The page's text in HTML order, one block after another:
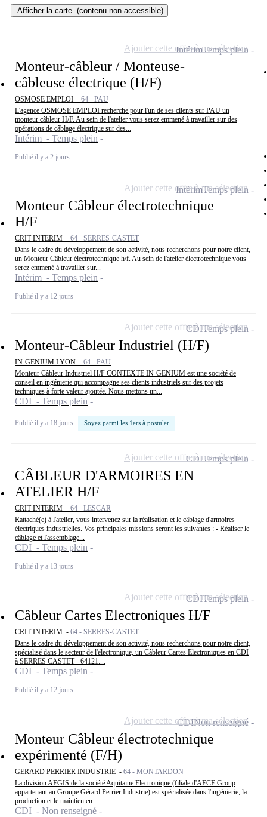
Afficher la carte (contenu non-accessible)
Monteur-câbleur / Monteuse-
câbleuse électrique (H/F)
OSMOSE EMPLOI - 64 - PAU
L'agence OSMOSE EMPLOI recherche pour l'un de ses clients sur PAU un
monteur câbleur H/F. Au sein de l'atelier vous serez emmené à travailler sur des
opérations de câblage électrique sur des...
Intérim - Temps plein
Publié il y a 2 jours
IntérimTemps plein
Ajouter cette offre à ma sélection
Monteur Câbleur électrotechnique
H/F
CRIT INTERIM - 64 - SERRES-CASTET
Dans le cadre du développement de son activité, nous recherchons pour notre client,
un Monteur Câbleur électrotechnique h/f. Au sein de l'atelier électrotechnique vous
serez emmené à travailler sur...
Intérim - Temps plein
Publié il y a 12 jours
IntérimTemps plein
Ajouter cette offre à ma sélection
Monteur-Câbleur Industriel (H/F)
IN-GENIUM LYON - 64 - PAU
Monteur Câbleur Industriel H/F CONTEXTE IN-GENIUM est une société de
conseil en ingénierie qui accompagne ses clients industriels sur des projets
techniques à forte valeur ajoutée. Nous mettons un...
CDI - Temps plein
Publié il y a 18 jours Soyez parmi les 1ers à postuler
CDITemps plein
Ajouter cette offre à ma sélection
CÂBLEUR D'ARMOIRES EN
ATELIER H/F
CRIT INTERIM - 64 - LESCAR
Rattaché(e) à l'atelier, vous intervenez sur la réalisation et le câblage d'armoires
électriques industrielles. Vos principales missions seront les suivantes : - Réaliser le
câblage et l'assemblage...
CDI - Temps plein
Publié il y a 13 jours
CDITemps plein
Ajouter cette offre à ma sélection
Câbleur Cartes Electroniques H/F
CRIT INTERIM - 64 - SERRES-CASTET
Dans le cadre du développement de son activité, nous recherchons pour notre client,
spécialisé dans le secteur de l'électronique, un Câbleur Cartes Electroniques en CDI
à SERRES CASTET - 64121....
CDI - Temps plein
Publié il y a 12 jours
CDITemps plein
Ajouter cette offre à ma sélection
Monteur Câbleur électrotechnique
expérimenté (F/H)
GERARD PERRIER INDUSTRIE - 64 - MONTARDON
La division AEGIS de la société Aquitaine Electronique (filiale d'AECE Group
appartenant au Groupe Gérard Perrier Industrie) est spécialisée dans l'ingénierie, la
production et le maintien en...
CDI - Non renseigné
CDINon renseigné
Ajouter cette offre à ma sélection